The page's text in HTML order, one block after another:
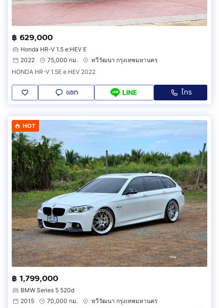
฿ 629,000
Honda HR-V 1.5 e:HEV E
2022
75,000 กม.
ทวีวัฒนา กรุงเทพมหานคร
HONDA HR-V 1.5E e HEV 2022
แชท LINE โทร
HOT
฿ 1,799,000
BMW Series 5 520d
2015
70,000 กม.
ทวีวัฒนา กรุงเทพมหานคร